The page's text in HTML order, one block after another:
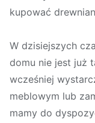
kupować
W dzisiejszych
domu nie jest już
wcześniej
meblowym lub
mamy do